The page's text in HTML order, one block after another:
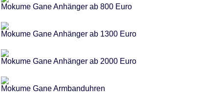
Mokume Gane Anhänger ab 800 Euro
Mokume Gane Anhänger ab 1300 Euro
Mokume Gane Anhänger ab 2000 Euro
Mokume Gane Armbanduhren